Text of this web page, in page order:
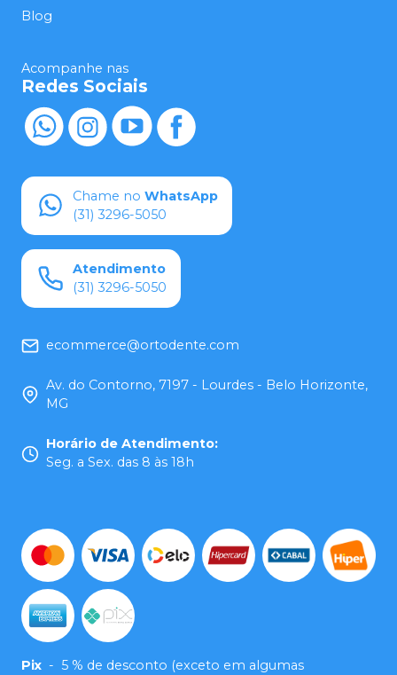
Blog
Acompanhe nas
Redes Sociais
Chame no WhatsApp
(31) 3296-5050
Atendimento
(31) 3296-5050
ecommerce@ortodente.com
Av. do Contorno, 7197 - Lourdes - Belo Horizonte,
MG
Horário de Atendimento:
Seg. a Sex. das 8 às 18h
Pix - 5 % de desconto (exceto em algumas